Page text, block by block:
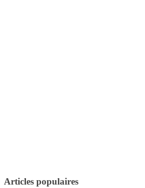
Articles populaires